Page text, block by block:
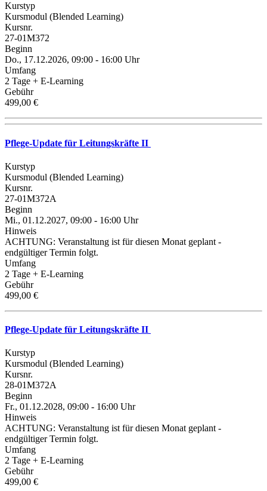
Kurstyp
Kursmodul (Blended Learning)
Kursnr.
27-01M372
Beginn
Do., 17.12.2026, 09:00 - 16:00 Uhr
Umfang
2 Tage + E-Learning
Gebühr
499,00 €
Pflege-Update für Leitungskräfte II
Kurstyp
Kursmodul (Blended Learning)
Kursnr.
27-01M372A
Beginn
Mi., 01.12.2027, 09:00 - 16:00 Uhr
Hinweis
ACHTUNG: Veranstaltung ist für diesen Monat geplant -
endgültiger Termin folgt.
Umfang
2 Tage + E-Learning
Gebühr
499,00 €
Pflege-Update für Leitungskräfte II
Kurstyp
Kursmodul (Blended Learning)
Kursnr.
28-01M372A
Beginn
Fr., 01.12.2028, 09:00 - 16:00 Uhr
Hinweis
ACHTUNG: Veranstaltung ist für diesen Monat geplant -
endgültiger Termin folgt.
Umfang
2 Tage + E-Learning
Gebühr
499,00 €